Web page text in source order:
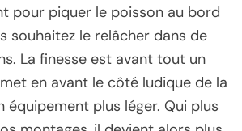
pour piquer le poisson au bord
souhaitez le relâcher dans de
La finesse est avant tout un
en avant le côté ludique de la
équipement plus léger. Qui plus